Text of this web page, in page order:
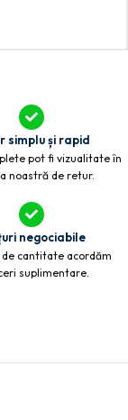
simplu și rapid
pot fi vizualitate în
noastră de retur.
negociabile
cantitate acordăm
suplimentare.